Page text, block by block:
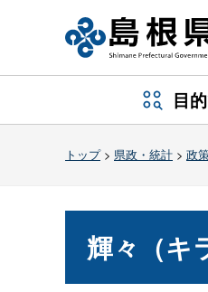
目
トップ> 県政・統計 > 政
輝々（キ